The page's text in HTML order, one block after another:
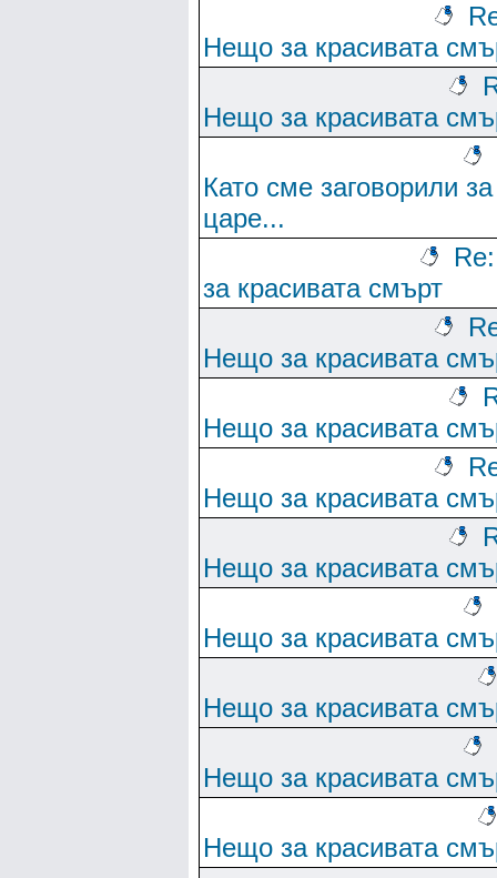
Нещо за красивата
Нещо за красивата
Като сме заговорили за
царе...
за красивата смърт
Нещо за красивата
Нещо за красивата
Нещо за красивата
Нещо за красивата
Нещо за красивата
Нещо за красивата
Нещо за красивата
Нещо за красивата